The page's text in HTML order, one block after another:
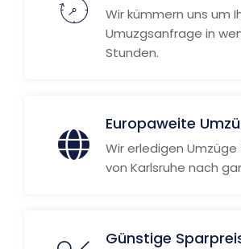
Wir kümmern uns um
Umuzgsanfrage in
Stunden.
Europaweite
Wir erledigen
von Karlsruhe nach
Günstige